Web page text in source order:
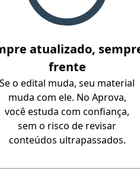
atualizado,
frente
Se o edital muda, seu material
muda com ele. No Aprova,
você estuda com confiança,
sem o risco de revisar
conteúdos ultrapassados.